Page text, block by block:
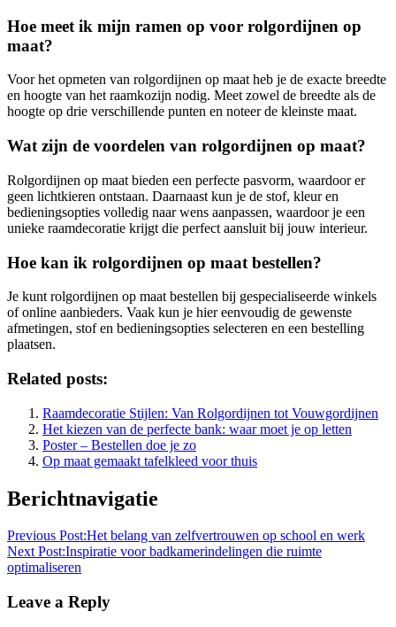
Hoe meet ik mijn ramen op voor rolgordijnen op
maat?
Voor het opmeten van rolgordijnen op maat heb je de exacte breedte
en hoogte van het raamkozijn nodig. Meet zowel de breedte als de
hoogte op drie verschillende punten en noteer de kleinste maat.
Wat zijn de voordelen van rolgordijnen op maat?
Rolgordijnen op maat bieden een perfecte pasvorm, waardoor er
geen lichtkieren ontstaan. Daarnaast kun je de stof, kleur en
bedieningsopties volledig naar wens aanpassen, waardoor je een
unieke raamdecoratie krijgt die perfect aansluit bij jouw interieur.
Hoe kan ik rolgordijnen op maat bestellen?
Je kunt rolgordijnen op maat bestellen bij gespecialiseerde winkels
of online aanbieders. Vaak kun je hier eenvoudig de gewenste
afmetingen, stof en bedieningsopties selecteren en een bestelling
plaatsen.
Related posts:
Raamdecoratie Stijlen: Van Rolgordijnen tot Vouwgordijnen
Het kiezen van de perfecte bank: waar moet je op letten
Poster – Bestellen doe je zo
Op maat gemaakt tafelkleed voor thuis
Berichtnavigatie
Previous Post:Het belang van zelfvertrouwen op school en werk
Next Post:Inspiratie voor badkamerindelingen die ruimte
optimaliseren
Leave a Reply